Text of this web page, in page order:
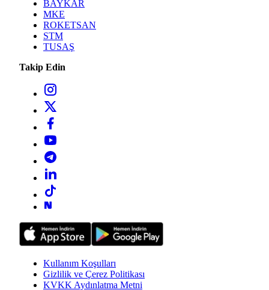
BAYKAR
MKE
ROKETSAN
STM
TUSAŞ
Takip Edin
Kullanım Koşulları
Gizlilik ve Çerez Politikası
KVKK Aydınlatma Metni